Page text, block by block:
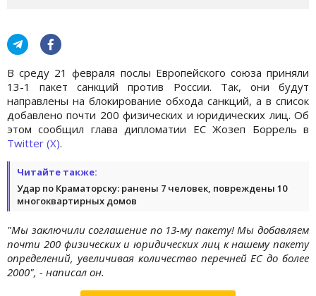
В среду 21 февраля послы Европейского союза приняли
13-1 пакет санкций против России. Так, они будут
направлены на блокирование обхода санкций, а в список
добавлено почти 200 физических и юридических лиц. Об
этом сообщил глава дипломатии ЕС Жозеп Боррель в
Twitter (X).
Читайте также:
Удар по Краматорску: ранены 7 человек, повреждены 10
многоквартирных домов
"Мы заключили соглашение по 13-му пакету! Мы добавляем
почти 200 физических и юридических лиц к нашему пакету
определений, увеличивая количество перечней ЕС до более
2000", - написал он.